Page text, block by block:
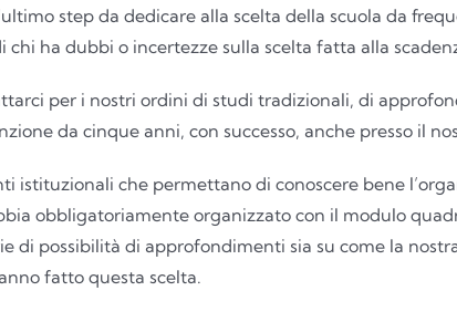
step da dedicare alla scelta della scuola da
ha dubbi o incertezze sulla scelta fatta alla
per i nostri ordini di studi tradizionali, di
da cinque anni, con successo, anche presso il
che permettano di conoscere bene
obbligatoriamente organizzato con il modulo
di possibilità di approfondimenti sia su come la
fatto questa scelta.